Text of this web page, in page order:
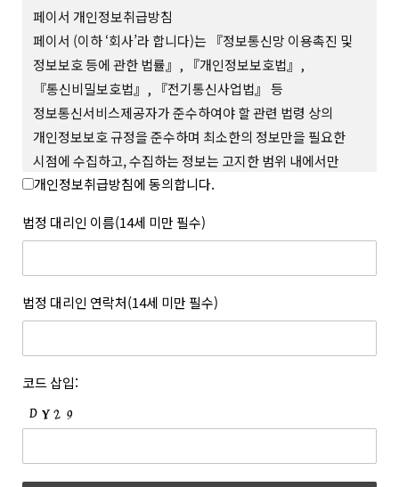
본 약관에서 사용하는 용어의 정의는 다음과 같습니다.
1. “사이트”란 회사가 재화 또는 서비스(이하 “상품 등”이라
합니다)를 회원에게 제공하기 위하여 컴퓨터 등 정보통신설비를
이용하여 상품 등을 거래할 수 있도록 설정한 가상의 영업장을
말하며 회사가 모바일 환경에서 서비스하는 모바일 웹과 앱을
포함합니다.
2. “회원”이라 함은 사이트에서 정한 소정의 절차를 거쳐
회원가입을 한 자로서, 약관에 따라 회사가 제공하는 서비스를
이용할 수 있는 자를 말합니다.
3. “아이디(ID)”라 함은 회원의 식별과 서비스의 이용을 위하여
서비스 연동을 통해 수집된 전자우편주소를 말합니다.
권익 및 비밀보호를 위하여 회원 스스로가 설정하여 사이트에
등록한 문자와 숫자의 조합을 말합니다.
있는 쿠폰을 말합니다.
7. 위 항에서 정의되지 않은 약관 상의 용어의 의미는 일반적인
거래관행에 따릅니다.
1. 회사는 본 약관의 내용과 상호, 영업소 소재지 주소, 대표자의
페이서 개인정보취급방침
페이서 (이하 ‘회사’라 합니다)는 『정보통신망 이용촉진 및
정보보호 등에 관한 법률』, 『개인정보보호법』,
『통신비밀보호법』, 『전기통신사업법』 등
정보통신서비스제공자가 준수하여야 할 관련 법령 상의
개인정보보호 규정을 준수하며 최소한의 정보만을 필요한
시점에 수집하고, 수집하는 정보는 고지한 범위 내에서만
사용하며, 사전 동의 없이 그 범위를 초과하여 이용하거나
있습니다.
어떠한 용도와 방식으로 이용되고 있으며, 개인정보보호를 위해
어떠한 조치가 취해지고 있는지 알려드리고 개인정보취급방침을
개정하는 경우 개정 이유 및 내용에 관하여 웹사이트 및 전자우편
보호하고 있습니다.
1. 개인정보의 수집 및 이용목적
수집시기
구분 수집항목
이메일
(필수) 성명, 이메일, 휴대폰
개인정보취급방침에 동의합니다.
법정 대리인 이름(14세 미만 필수)
법정 대리인 연락처(14세 미만 필수)
코드 삽입: